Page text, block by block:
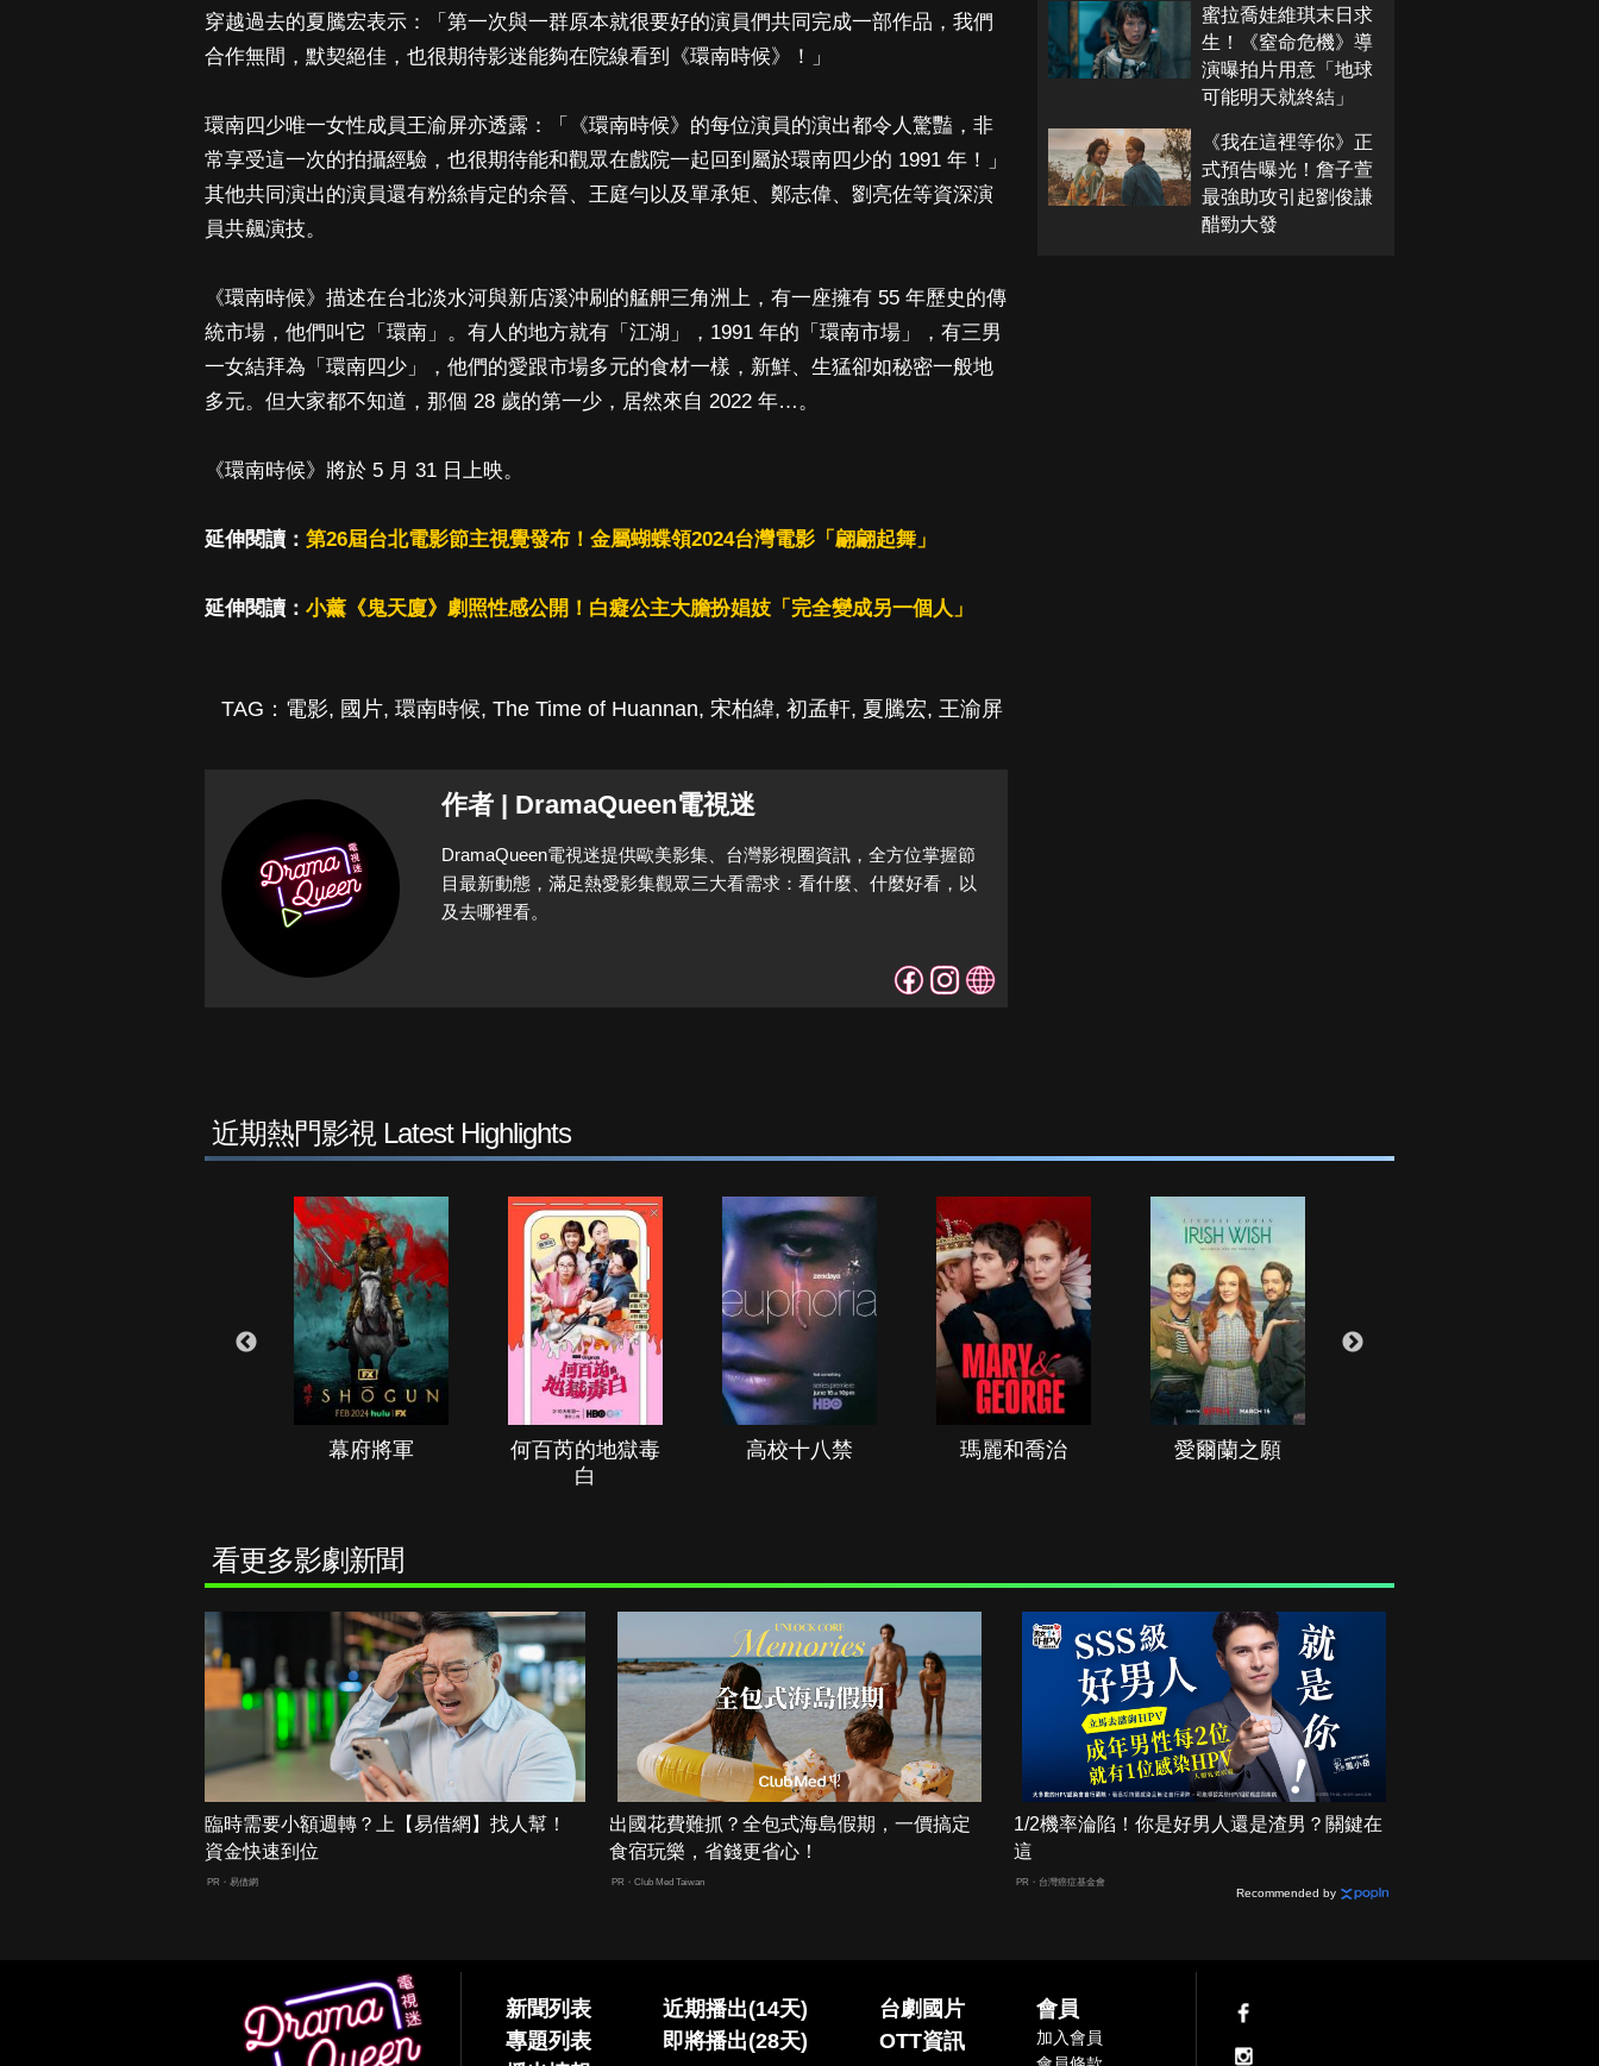
穿越過去的夏騰宏表示：「第一次與一群原本就很要好的演員們共同完成一部作品，我們
合作無間，默契絕佳，也很期待影迷能夠在院線看到《環南時候》！」
環南四少唯一女性成員王渝屏亦透露：「《環南時候》的每位演員的演出都令人驚豔，非
常享受這一次的拍攝經驗，也很期待能和觀眾在戲院一起回到屬於環南四少的 1991 年！」
其他共同演出的演員還有粉絲肯定的余晉、王庭勻以及單承矩、鄭志偉、劉亮佐等資深演
員共飆演技。
《環南時候》描述在台北淡水河與新店溪沖刷的艋舺三角洲上，有一座擁有 55 年歷史的傳
統市場，他們叫它「環南」。有人的地方就有「江湖」，1991 年的「環南市場」，有三男
一女結拜為「環南四少」，他們的愛跟市場多元的食材一樣，新鮮、生猛卻如秘密一般地
多元。但大家都不知道，那個 28 歲的第一少，居然來自 2022 年…。
《環南時候》將於 5 月 31 日上映。
延伸閱讀： 第26屆台北電影節主視覺發布！金屬蝴蝶領2024台灣電影「翩翩起舞」
延伸閱讀： 小薰《鬼天廈》劇照性感公開！白癡公主大膽扮娼妓「完全變成另一個人」
TAG： 電影, 國片, 環南時候, The Time of Huannan, 宋柏緯, 初孟軒, 夏騰宏, 王渝屏
作者 | DramaQueen電視迷
DramaQueen電視迷提供歐美影集、台灣影視圈資訊，全方位掌握節
目最新動態，滿足熱愛影集觀眾三大看需求：看什麼、什麼好看，以
及去哪裡看。
蜜拉喬娃維琪末日求
生！《窒命危機》導
演曝拍片用意「地球
可能明天就終結」
《我在這裡等你》正
式預告曝光！詹子萱
最強助攻引起劉俊謙
醋勁大發
近期熱門影視 Latest Highlights
幕府將軍
何百芮的地獄毒
白
高校十八禁 瑪麗和喬治 愛爾蘭之願
看更多影劇新聞
臨時需要小額週轉？上【易借網】找人幫！
資金快速到位
PR・易借網
出國花費難抓？全包式海島假期，一價搞定
食宿玩樂，省錢更省心！
PR・Club Med Taiwan
1/2機率淪陷！你是好男人還是渣男？關鍵在
這
PR・台灣癌症基金會
Recommended by
新聞列表
專題列表
近期播出(14天)
即將播出(28天)
台劇國片
OTT資訊
會員
加入會員